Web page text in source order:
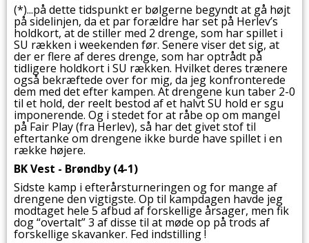
(*)...på dette tidspunkt er bølgerne begyndt at gå højt
på sidelinjen, da et par forældre har set på Herlev’s
holdkort, at de stiller med 2 drenge, som har spillet i
SU rækken i weekenden før. Senere viser det sig, at
der er flere af deres drenge, som har optrådt på
tidligere holdkort i SU rækken. Hvilket deres trænere
også bekræftede over for mig, da jeg konfronterede
dem med det efter kampen. At drengene kun taber 2-0
til et hold, der reelt bestod af et halvt SU hold er sgu
imponerende. Og i stedet for at råbe op om mangel
på Fair Play (fra Herlev), så har det givet stof til
eftertanke om drengene ikke burde have spillet i en
række højere.
BK Vest - Brøndby (4-1)
Sidste kamp i efterårsturneringen og for mange af
drengene den vigtigste. Op til kampdagen havde jeg
modtaget hele 5 afbud af forskellige årsager, men fik
dog “overtalt” 3 af disse til at møde op på trods af
forskellige skavanker. Fed indstilling !